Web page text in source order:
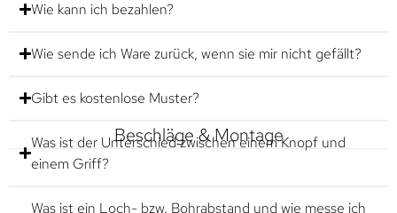
Wie kann ich bezahlen?
Wie sende ich Ware zurück, wenn sie mir nicht gefällt?
Gibt es kostenlose Muster?
Beschläge & Montage
Was ist der Unterschied zwischen einem Knopf und
einem Griff?
Was ist ein Loch- bzw. Bohrabstand und wie messe ich